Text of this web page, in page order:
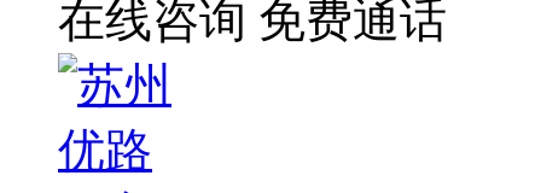
在线咨询 免费通话